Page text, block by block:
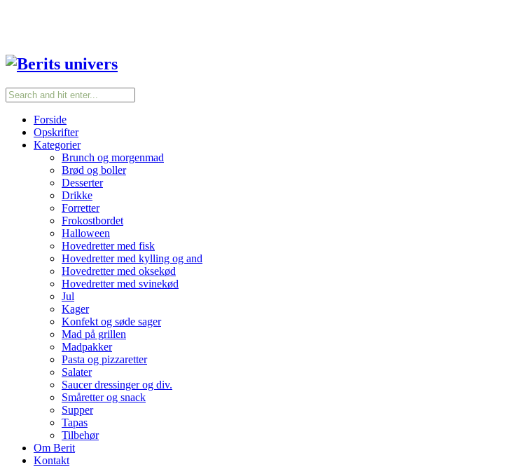
Forside
Opskrifter
Kategorier
Brunch og morgenmad
Brød og boller
Desserter
Drikke
Forretter
Frokostbordet
Halloween
Hovedretter med fisk
Hovedretter med kylling og and
Hovedretter med oksekød
Hovedretter med svinekød
Jul
Kager
Konfekt og søde sager
Mad på grillen
Madpakker
Pasta og pizzaretter
Salater
Saucer dressinger og div.
Småretter og snack
Supper
Tapas
Tilbehør
Om Berit
Kontakt